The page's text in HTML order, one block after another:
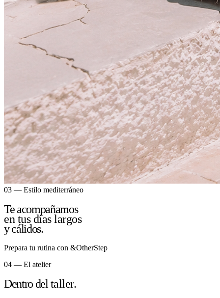
03 — Estilo mediterráneo
Te acompañamos
en tus días largos
y cálidos.
Prepara tu rutina con &OtherStep
04 — El atelier
Dentro del taller.